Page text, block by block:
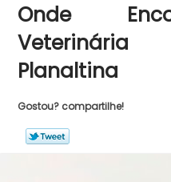
Onde
Planaltina
Gostou? compartilhe!